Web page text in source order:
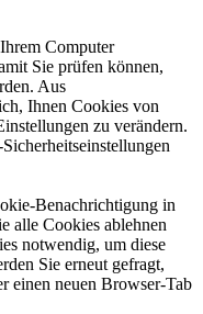
Computer
Sie prüfen können,
Aus
Ihnen Cookies von
zu verändern.
Benachrichtigung in
alle Cookies ablehnen
notwendig, um diese
Sie erneut gefragt,
einen neuen Browser-Tab